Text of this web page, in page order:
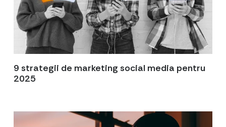
9 strategii de marketing social media pentru
2025